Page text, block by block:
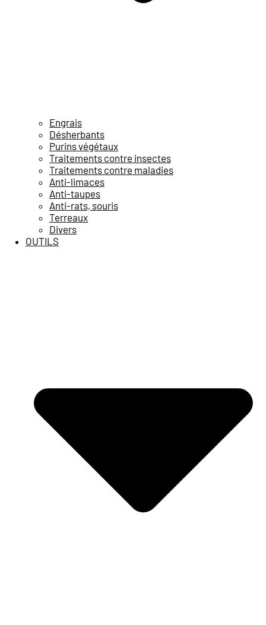
Engrais
Désherbants
Purins végétaux
Traitements contre insectes
Traitements contre maladies
Anti-limaces
Anti-taupes
Anti-rats, souris
Terreaux
Divers
OUTILS